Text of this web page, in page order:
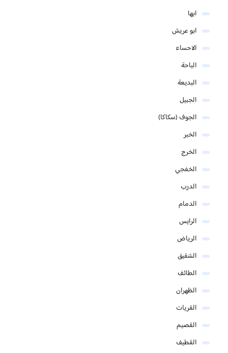
ابها
ابو عريش
الاحساء
الباحة
البديعة
الجبيل
الجوف (سكاكا)
الخبر
الخرج
الخفجي
الدرب
الدمام
الرايس
الرياض
الشقيق
الطائف
الظهران
القريات
القصيم
القطيف